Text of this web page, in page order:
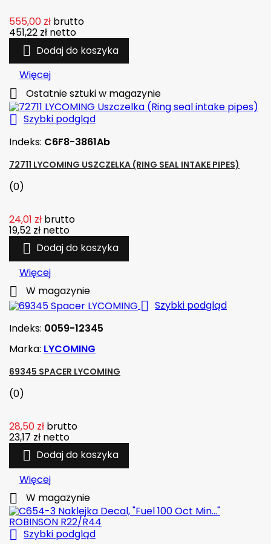
555,00 zł brutto
451,22 zł netto
 Dodaj do koszyka
Więcej
 Ostatnie sztuki w magazynie
 Szybki podgląd
Indeks: C6F8-3861Ab
72711 LYCOMING USZCZELKA (RING SEAL INTAKE PIPES)
(0)
24,01 zł brutto
19,52 zł netto
 Dodaj do koszyka
Więcej
 W magazynie
 Szybki podgląd
Indeks: 0059-12345
Marka: LYCOMING
69345 SPACER LYCOMING
(0)
28,50 zł brutto
23,17 zł netto
 Dodaj do koszyka
Więcej
 W magazynie
 Szybki podgląd